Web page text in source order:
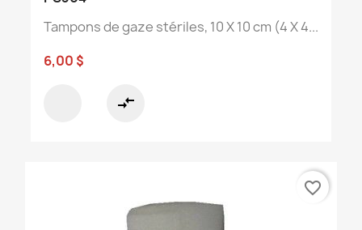
Tampons de gaze stériles, 10 X 10 cm (4 X 4...
6,00 $
compare_arrows
favorite_border